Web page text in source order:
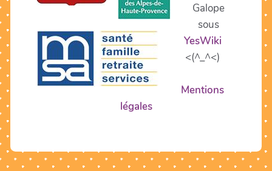
Galope
sous
YesWiki
<(^_^<)
Mentions
légales